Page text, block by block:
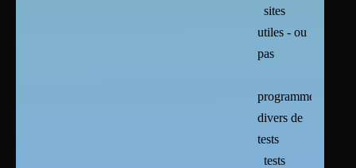
sites
utiles - ou
pas
programmes
divers de
tests
tests